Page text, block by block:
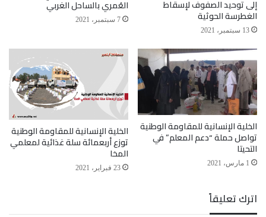
الساحال الغربي المقاومة الوطنية
إلى توحيد الصفوف لإسقاط
الغطرسة الحوثية
13 سبتمبر، 2021
العُمري بالساحل الغربي
7 سبتمبر، 2021
الخلية الإنسانية للمقاومة الوطنية
تواصل حملة “دعم المعلم” في
التحيتا
1 مارس، 2021
الخلية الإنسانية للمقاومة الوطنية
توزع أربعمائة سلة غذائية لمعلمي
المخا
23 فبراير، 2021
اترك تعليقاً